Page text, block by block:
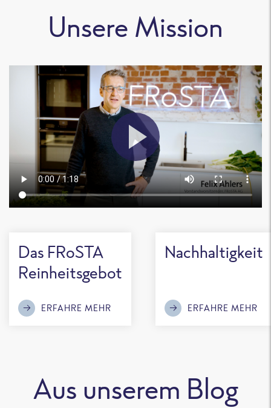
Unsere Mission
Das FRoSTA
Reinheitsgebot
ERFAHRE MEHR
Nachhaltigkeit
ERFAHRE MEHR
Aus unserem Blog